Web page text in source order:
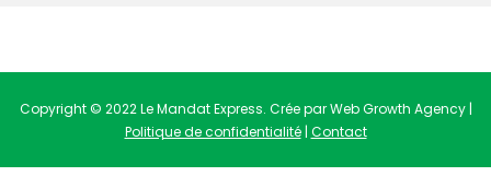
Copyright © 2022 Le Mandat Express. Crée par Web Growth Agency |
Politique de confidentialité| Contact